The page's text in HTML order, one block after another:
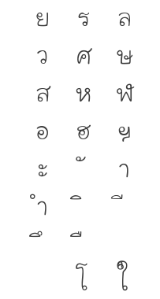
ย
ร
ล
ว
ศ
ษ
ส
ห
ฬ
อ
ฮ
ฯ
ะ
า
ำ
โ
ใ